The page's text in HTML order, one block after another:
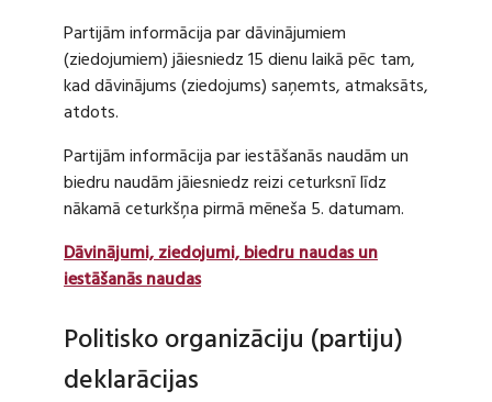
Partijām informācija par dāvinājumiem
(ziedojumiem) jāiesniedz 15 dienu laikā pēc tam,
kad dāvinājums (ziedojums) saņemts, atmaksāts,
atdots.
Partijām informācija par iestāšanās naudām un
biedru naudām jāiesniedz reizi ceturksnī līdz
nākamā ceturkšņa pirmā mēneša 5. datumam.
Dāvinājumi, ziedojumi, biedru naudas un
iestāšanās naudas
Politisko organizāciju (partiju)
deklarācijas